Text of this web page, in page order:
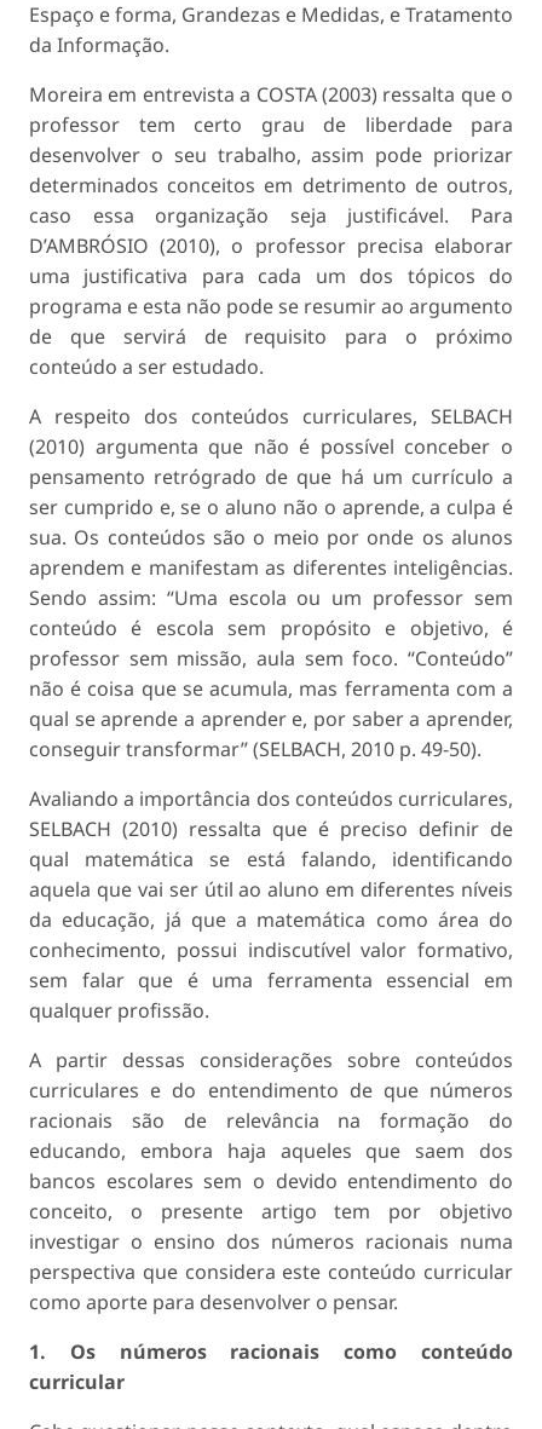
Espaço e forma, Grandezas e Medidas, e Tratamento
da Informação.
Moreira em entrevista a COSTA (2003) ressalta que o
professor tem certo grau de liberdade para
desenvolver o seu trabalho, assim pode priorizar
determinados conceitos em detrimento de outros,
caso essa organização seja justificável. Para
D’AMBRÓSIO (2010), o professor precisa elaborar
uma justificativa para cada um dos tópicos do
programa e esta não pode se resumir ao argumento
de que servirá de requisito para o próximo
conteúdo a ser estudado.
A respeito dos conteúdos curriculares, SELBACH
(2010) argumenta que não é possível conceber o
pensamento retrógrado de que há um currículo a
ser cumprido e, se o aluno não o aprende, a culpa é
sua. Os conteúdos são o meio por onde os alunos
aprendem e manifestam as diferentes inteligências.
Sendo assim: “Uma escola ou um professor sem
conteúdo é escola sem propósito e objetivo, é
professor sem missão, aula sem foco. “Conteúdo”
não é coisa que se acumula, mas ferramenta com a
qual se aprende a aprender e, por saber a aprender,
conseguir transformar” (SELBACH, 2010 p. 49-50).
Avaliando a importância dos conteúdos curriculares,
SELBACH (2010) ressalta que é preciso definir de
qual matemática se está falando, identificando
aquela que vai ser útil ao aluno em diferentes níveis
da educação, já que a matemática como área do
conhecimento, possui indiscutível valor formativo,
sem falar que é uma ferramenta essencial em
qualquer profissão.
A partir dessas considerações sobre conteúdos
curriculares e do entendimento de que números
racionais são de relevância na formação do
educando, embora haja aqueles que saem dos
bancos escolares sem o devido entendimento do
conceito, o presente artigo tem por objetivo
investigar o ensino dos números racionais numa
perspectiva que considera este conteúdo curricular
como aporte para desenvolver o pensar.
1. Os números racionais como conteúdo
curricular